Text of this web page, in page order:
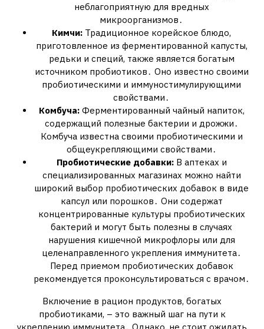
неблагоприятную для вредных
микроорганизмов․
Кимчи: Традиционное корейское блюдо,
приготовленное из ферментированной капусты,
редьки и специй, также является богатым
источником пробиотиков․ Оно известно своими
пробиотическими и иммуностимулирующими
свойствами․
Комбуча:Ферментированный чайный напиток,
содержащий полезные бактерии и дрожжи․
Комбуча известна своими пробиотическими и
общеукрепляющими свойствами․
Пробиотические добавки:В аптеках и
специализированных магазинах можно найти
широкий выбор пробиотических добавок в виде
капсул или порошков․ Они содержат
концентрированные культуры пробиотических
бактерий и могут быть полезны в случаях
нарушения кишечной микрофлоры или для
целенаправленного укрепления иммунитета․
Перед приемом пробиотических добавок
рекомендуется проконсультироваться с врачом․
Включение в рацион продуктов, богатых
пробиотиками, – это важный шаг на пути к